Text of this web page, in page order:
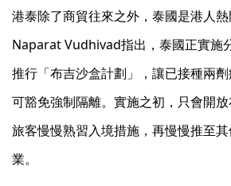
港泰除了商貿往來之外，泰國是港人
Naparat Vudhivad指出，泰國正實施
推行「布吉沙盒計劃」，讓已接種兩
可豁免強制隔離。實施之初，只會開
旅客慢慢熟習入境措施，再慢慢推至
業。